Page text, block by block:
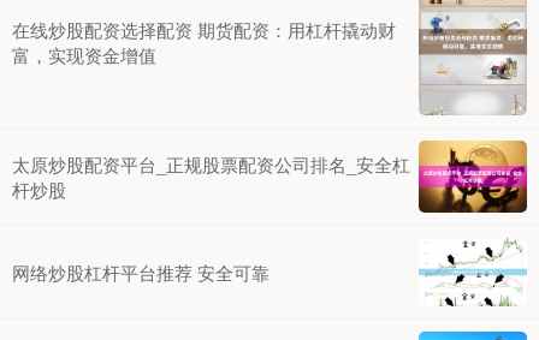
在线炒股配资选择配资 期货配资：用杠杆撬动财
富，实现资金增值
太原炒股配资平台_正规股票配资公司排名_安全杠
杆炒股
网络炒股杠杆平台推荐 安全可靠